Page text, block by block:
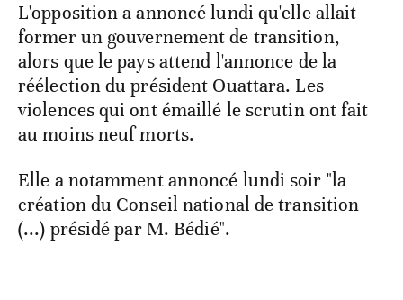
L'opposition a annoncé lundi qu'elle allait
former un gouvernement de transition,
alors que le pays attend l'annonce de la
réélection du président Ouattara. Les
violences qui ont émaillé le scrutin ont fait
au moins neuf morts.
Elle a notamment annoncé lundi soir "la
création du Conseil national de transition
(...) présidé par M. Bédié".